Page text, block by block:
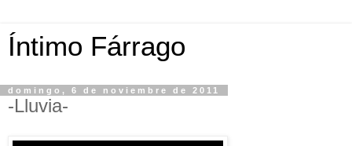
Íntimo Fárrago
domingo, 6 de noviembre de 2011
-Lluvia-